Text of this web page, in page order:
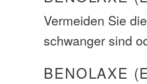
Vermeiden Sie
schwanger sind
BENOLAXE